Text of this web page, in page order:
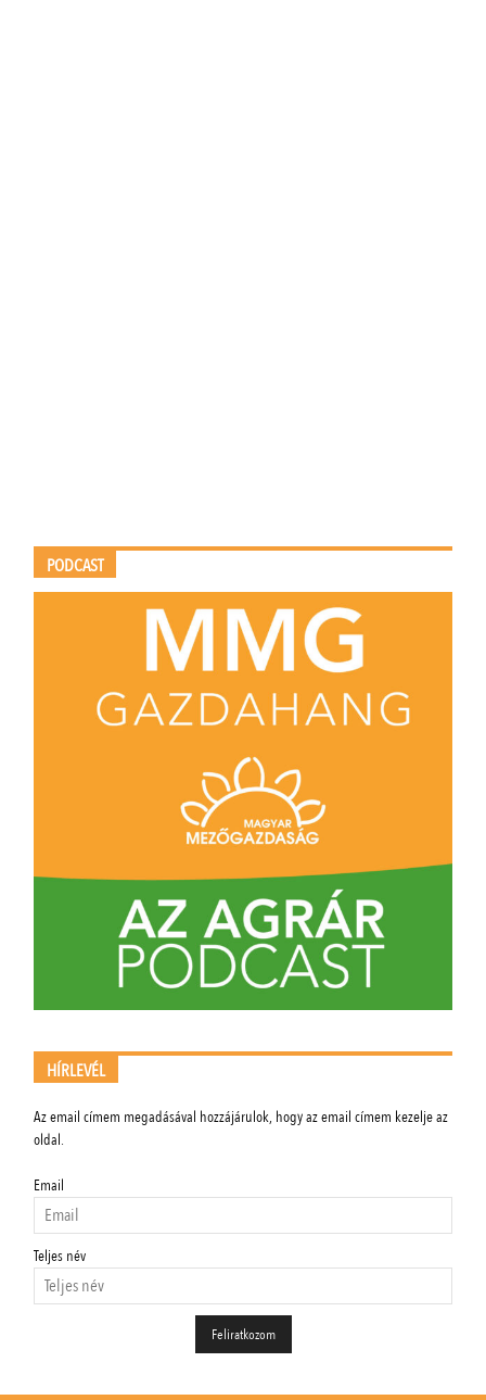
PODCAST
HÍRLEVÉL
Az email címem megadásával hozzájárulok, hogy az email címem kezelje az
oldal.
Email
Teljes név